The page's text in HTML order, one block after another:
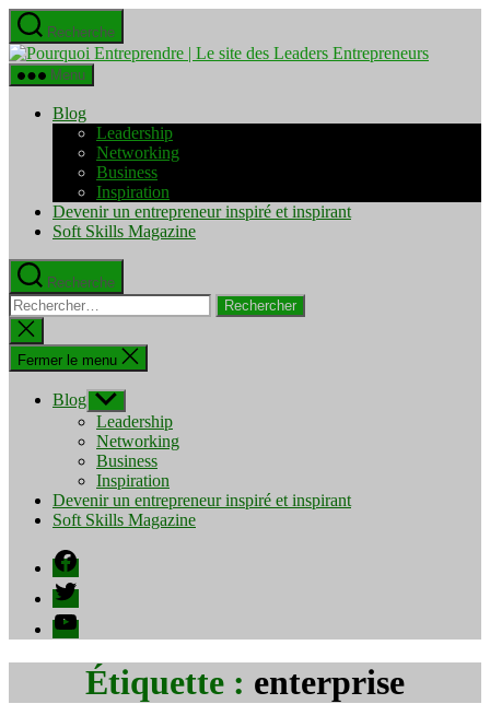
Aller
au
contenu
Recherche
Pourquoi
Menu
Blog
Leadership
Networking
Business
Inspiration
Devenir un entrepreneur inspiré et inspirant
Soft Skills Magazine
Recherche
Rechercher :
Fermer
la
recherche
Fermer le menu
Blog Afficher
le
sous-
menu
Leadership
Networking
Business
Inspiration
Devenir un entrepreneur inspiré et inspirant
Soft Skills Magazine
Facebook
Twitter
YouTube
Étiquette : enterprise